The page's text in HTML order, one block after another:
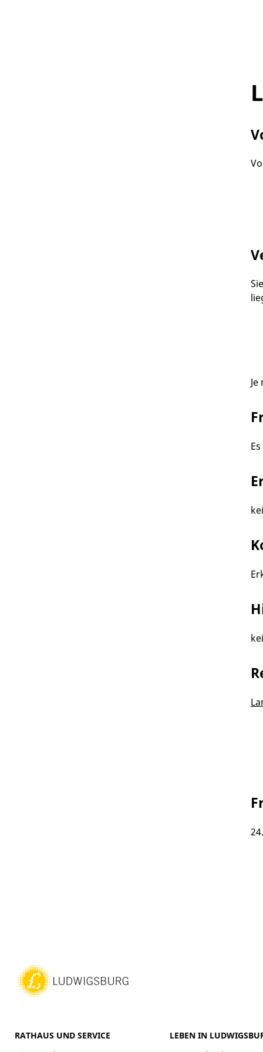
RATHAUS UND SERVICE LEBEN IN